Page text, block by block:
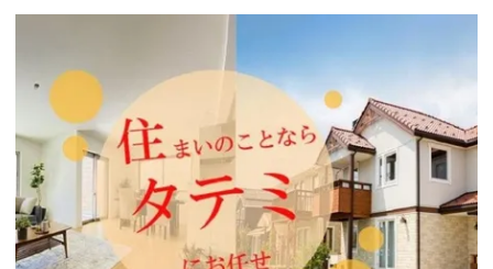
借地 共有持分
ゴミ屋敷 任意売却
リースバック
共有持分 底地
訳あり不動産 不動産投資
土地売却 不動産相続
借地 不動産リースバック
業者を探す